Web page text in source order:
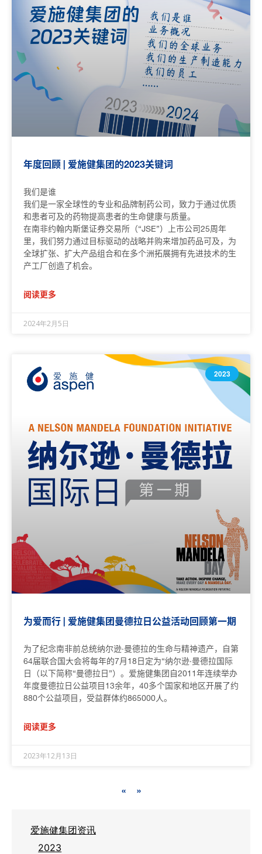
年度回顾 | 爱施健集团的2023关键词
我们是谁
我们是一家全球性的专业和品牌制药公司，致力于通过优质
和患者可及的药物提高患者的生命健康与质量。
在南非约翰内斯堡证券交易所（“JSE”）上市公司25周年
里，我们努力通过目标驱动的战略并购来增加药品可及，为
全球扩张、扩大产品组合和在多个洲拓展拥有先进技术的生
产工厂创造了机会。
阅读更多
2024年2月5日
2023
为爱而行 | 爱施健集团曼德拉日公益活动回顾第一期
为了纪念南非前总统纳尔逊·曼德拉的生命与精神遗产，自第
64届联合国大会将每年的7月18日定为“纳尔逊·曼德拉国际
日（以下简称“曼德拉日”）。爱施健集团自2011年连续举办
年度曼德拉日公益项目13余年，40多个国家和地区开展了约
880个公益项目，受益群体约865000人。
阅读更多
2023年12月13日
« »
爱施健集团资讯
2023